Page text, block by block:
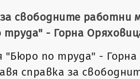
свободните работни
- Горна
"Бюро по труда" -
справка за